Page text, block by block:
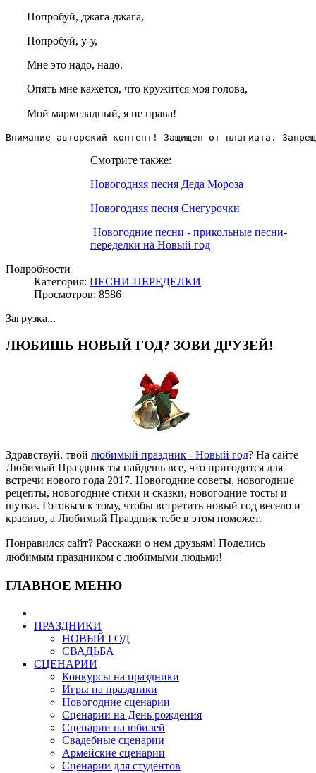
Попробуй, джага-джага,
Попробуй, у-у,
Мне это надо, надо.
Опять мне кажется, что кружится моя голова,
Мой мармеладный, я не права!
Внимание авторский контент! Защищен от плагиата.
Смотрите также:
Новогодняя песня Деда Мороза
Новогодняя песня Снегурочки
Новогодние песни - прикольные песни-
переделки на Новый год
Подробности
Категория: ПЕСНИ-ПЕРЕДЕЛКИ
Просмотров: 8586
Загрузка...
ЛЮБИШЬ НОВЫЙ ГОД? ЗОВИ ДРУЗЕЙ!
Здравствуй, твой любимый праздник - Новый год? На сайте
Любимый Праздник ты найдешь все, что пригодится для
встречи нового года 2017. Новогодние советы, новогодние
рецепты, новогодние стихи и сказки, новогодние тосты и
шутки. Готовься к тому, чтобы встретить новый год весело и
красиво, а Любимый Праздник тебе в этом поможет.
Понравился сайт? Расскажи о нем друзьям! Поделись
любимым праздником с любимыми людьми!
ГЛАВНОЕ МЕНЮ
ПРАЗДНИКИ
НОВЫЙ ГОД
СВАДЬБА
СЦЕНАРИИ
Конкурсы на праздники
Игры на праздники
Новогодние сценарии
Сценарии на День рождения
Сценарии на юбилей
Свадебные сценарии
Армейские сценарии
Сценарии для студентов